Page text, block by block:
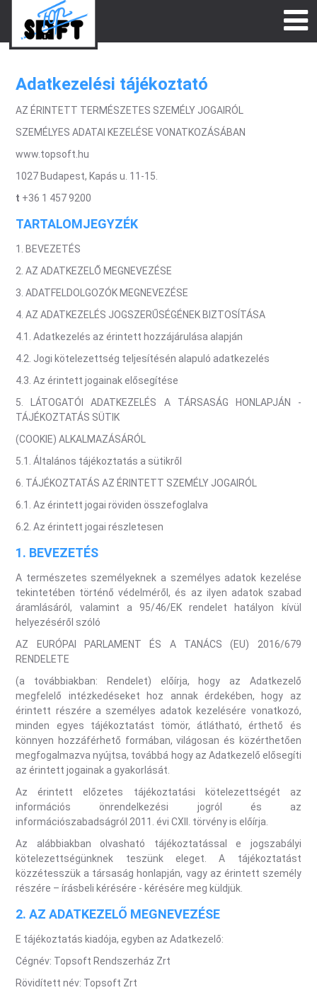
Adatkezelési tájékoztató
AZ ÉRINTETT TERMÉSZETES SZEMÉLY JOGAIRÓL
SZEMÉLYES ADATAI KEZELÉSE VONATKOZÁSÁBAN
www.topsoft.hu
1027 Budapest, Kapás u. 11-15.
t +36 1 457 9200
TARTALOMJEGYZÉK
1. BEVEZETÉS
2. AZ ADATKEZELŐ MEGNEVEZÉSE
3. ADATFELDOLGOZÓK MEGNEVEZÉSE
4. AZ ADATKEZELÉS JOGSZERŰSÉGÉNEK BIZTOSÍTÁSA
4.1. Adatkezelés az érintett hozzájárulása alapján
4.2. Jogi kötelezettség teljesítésén alapuló adatkezelés
4.3. Az érintett jogainak elősegítése
5. LÁTOGATÓI ADATKEZELÉS A TÁRSASÁG HONLAPJÁN -
TÁJÉKOZTATÁS SÜTIK
(COOKIE) ALKALMAZÁSÁRÓL
5.1. Általános tájékoztatás a sütikről
6. TÁJÉKOZTATÁS AZ ÉRINTETT SZEMÉLY JOGAIRÓL
6.1. Az érintett jogai röviden összefoglalva
6.2. Az érintett jogai részletesen
1. BEVEZETÉS
A természetes személyeknek a személyes adatok kezelése
tekintetében történő védelméről, és az ilyen adatok szabad
áramlásáról, valamint a 95/46/EK rendelet hatályon kívül
helyezéséről szóló
AZ EURÓPAI PARLAMENT ÉS A TANÁCS (EU) 2016/679
RENDELETE
(a továbbiakban: Rendelet) előírja, hogy az Adatkezelő
megfelelő intézkedéseket hoz annak érdekében, hogy az
érintett részére a személyes adatok kezelésére vonatkozó,
minden egyes tájékoztatást tömör, átlátható, érthető és
könnyen hozzáférhető formában, világosan és közérthetően
megfogalmazva nyújtsa, továbbá hogy az Adatkezelő elősegíti
az érintett jogainak a gyakorlását.
Az érintett előzetes tájékoztatási kötelezettségét az
információs önrendelkezési jogról és az
információszabadságról 2011. évi CXII. törvény is előírja.
Az alábbiakban olvasható tájékoztatással e jogszabályi
kötelezettségünknek teszünk eleget. A tájékoztatást
közzétesszük a társaság honlapján, vagy az érintett személy
részére – írásbeli kérésére - kérésére meg küldjük.
2. AZ ADATKEZELŐ MEGNEVEZÉSE
E tájékoztatás kiadója, egyben az Adatkezelő:
Cégnév: Topsoft Rendszerház Zrt
Rövidített név: Topsoft Zrt